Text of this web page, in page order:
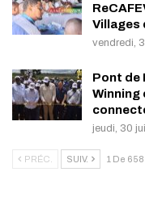
Villages
vendredi,
Pont de
Winning
jeudi, 30
PRÉC. SUIV. 1 De 658